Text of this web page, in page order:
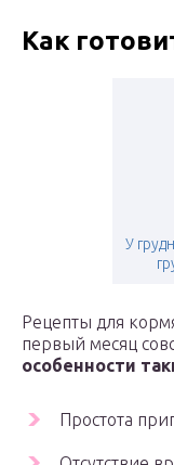
Как
У
Рецепты для
первый месяц
особенности
Простота